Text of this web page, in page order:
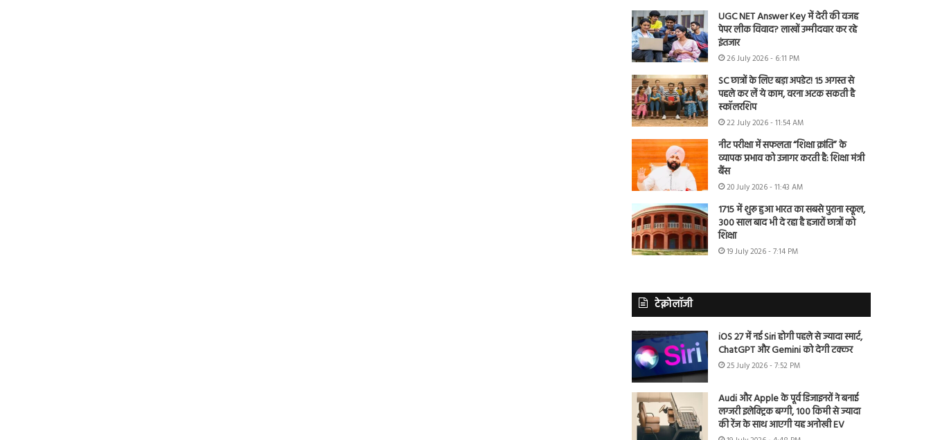
UGC NET Answer Key में देरी की वजह
पेपर लीक विवाद? लाखों उम्मीदवार कर रहे
इंतजार
26 July 2026 - 6:11 PM
SC छात्रों के लिए बड़ा अपडेट! 15 अगस्त से
पहले कर लें ये काम, वरना अटक सकती है
स्कॉलरशिप
22 July 2026 - 11:54 AM
नीट परीक्षा में सफलता “शिक्षा क्रांति” के
व्यापक प्रभाव को उजागर करती है: शिक्षा मंत्री
बैंस
20 July 2026 - 11:43 AM
1715 में शुरू हुआ भारत का सबसे पुराना स्कूल,
300 साल बाद भी दे रहा है हजारों छात्रों को
शिक्षा
19 July 2026 - 7:14 PM
टेक्नोलॉजी
iOS 27 में नई Siri होगी पहले से ज्यादा स्मार्ट,
ChatGPT और Gemini को देगी टक्कर
25 July 2026 - 7:52 PM
Audi और Apple के पूर्व डिजाइनरों ने बनाई
लग्जरी इलेक्ट्रिक बग्गी, 100 किमी से ज्यादा
की रेंज के साथ आएगी यह अनोखी EV